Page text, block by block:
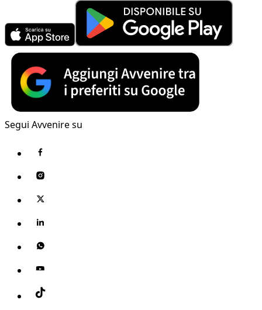
Segui Avvenire su